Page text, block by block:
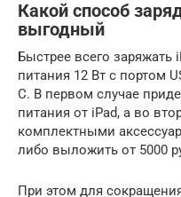
Какой способ
выгодный
Быстрее всего заряжать
питания 12 Вт с портом
C. В первом случае
питания от iPad, а во
комплектными
либо выложить от 5000
При этом для